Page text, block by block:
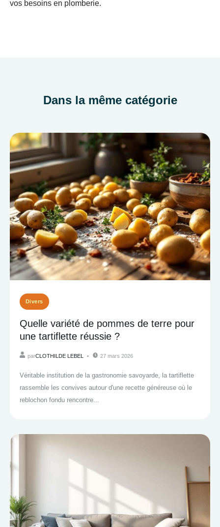
vos besoins en plomberie.
Dans la même catégorie
Divers
Quelle variété de pommes de terre pour
une tartiflette réussie ?
parCLOTHILDE LEBEL 27 mars 2026
Véritable institution de la gastronomie savoyarde, la tartiflette
rassemble les convives autour d'une recette généreuse où le
reblochon fondu rencontre...